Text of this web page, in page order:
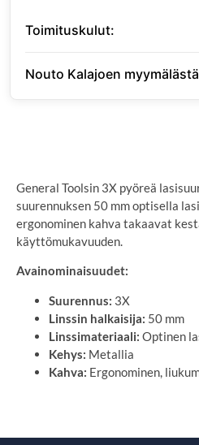
Toimituskulut:
Nouto Kalajoen
General Toolsin 3X pyöreä
suurennuksen 50 mm optisella
ergonominen kahva takaavat
käyttömukavuuden.
Avainominaisuudet:
Suurennus: 3X
Linssin halkaisija: 50 mm
Linssimateriaali: Optinen
Kehys: Metallia
Kahva: Ergonominen,